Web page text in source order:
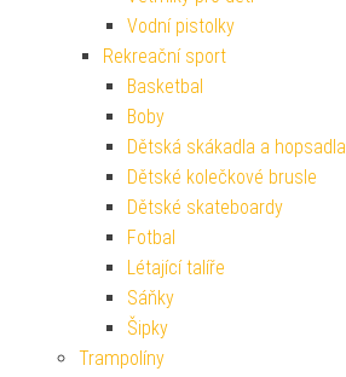
Vodní pistolky
Rekreační sport
Basketbal
Boby
Dětská skákadla a hopsadla
Dětské kolečkové brusle
Dětské skateboardy
Fotbal
Létající talíře
Sáňky
Šipky
Trampolíny